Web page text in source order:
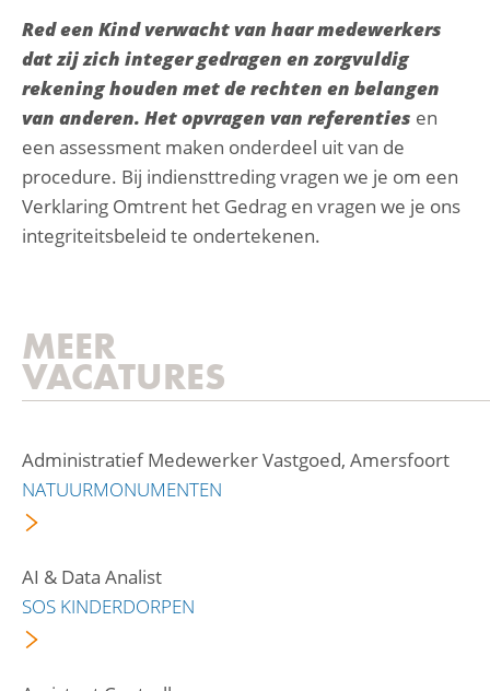
Red een Kind verwacht van haar medewerkers
dat zij zich integer gedragen en zorgvuldig
rekening houden met de rechten en belangen
van anderen. Het opvragen van referenties en
een assessment maken onderdeel uit van de
procedure. Bij indiensttreding vragen we je om een
Verklaring Omtrent het Gedrag en vragen we je ons
integriteitsbeleid te ondertekenen.
MEER
VACATURES
Administratief Medewerker Vastgoed, Amersfoort
NATUURMONUMENTEN
AI & Data Analist
SOS KINDERDORPEN